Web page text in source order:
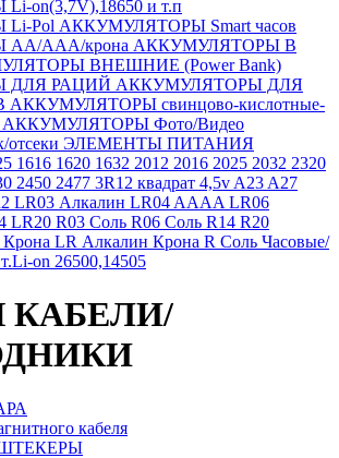
on(3,7V),18650 и т.п
Pol АККУМУЛЯТОРЫ Smart часов
ААА/крона АККУМУЛЯТОРЫ В
ВНЕШНИЕ (Power Bank)
ДЛЯ РАЦИЙ АККУМУЛЯТОРЫ ДЛЯ
АККУМУЛЯТОРЫ свинцово-кислотные-
АККУМУЛЯТОРЫ Фото/Видео
отсеки ЭЛЕМЕНТЫ ПИТАНИЯ
1616 1620 1632 2012 2016 2025 2032 2320
2450 2477 3R12 квадрат 4,5v A23 A27
LR03 Алкалин LR04 AAAA LR06
LR20 R03 Соль R06 Соль R14 R20
Крона LR Алкалин Крона R Соль Часовые/
on 26500,14505
кабеля